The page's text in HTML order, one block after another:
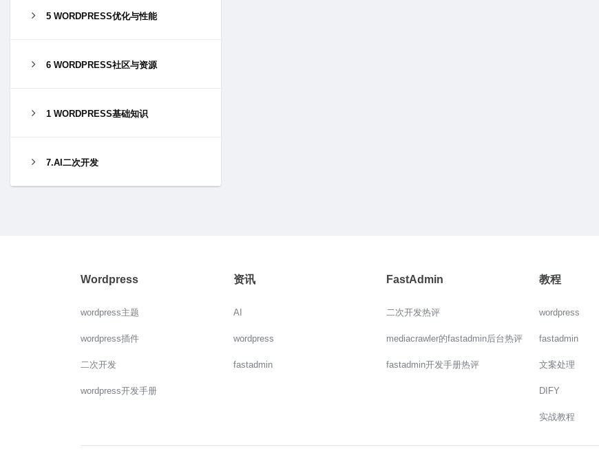
5 WORDPRESS优化与性能
6 WORDPRESS社区与资源
1 WORDPRESS基础知识
7.AI二次开发
Wordpress
wordpress主题
wordpress插件
二次开发
wordpress开发手册
资讯
AI
wordpress
fastadmin
FastAdmin
二次开发热评
mediacrawler的fastadmin后台热评
fastadmin开发手册热评
教程
wordpress
fastadmin
文案处理
DIFY
实战教程